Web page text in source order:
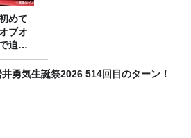
めて
ブオ
迫る
井勇気生誕祭2026 514回目のターン！